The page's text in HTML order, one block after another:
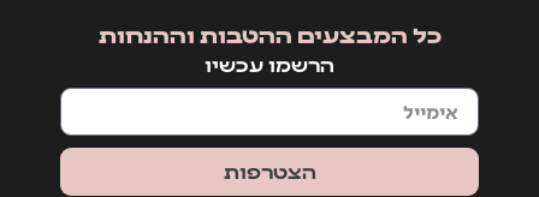
כל המבצעים ההטבות וההנחות
הרשמו עכשיו
הצטרפות